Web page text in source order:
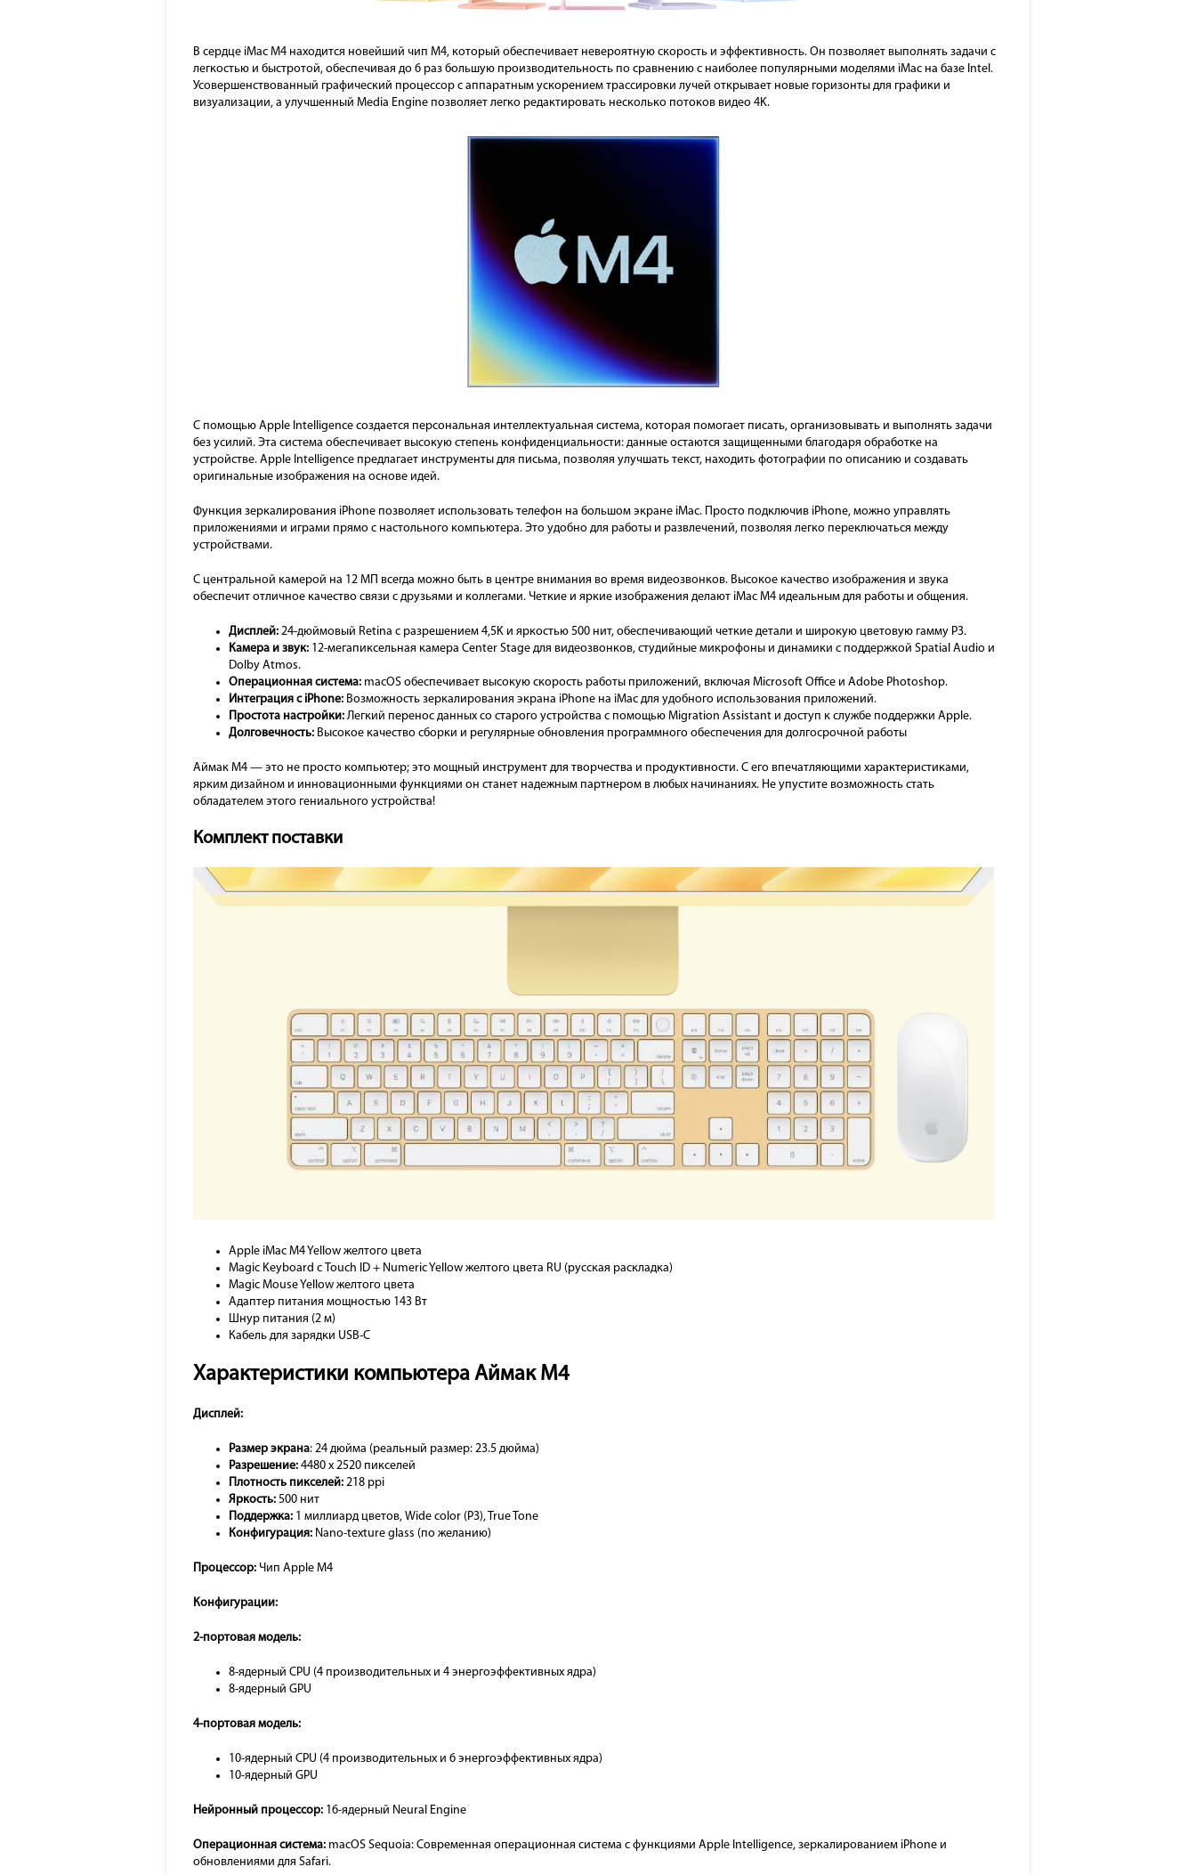
В сердце iMac M4 находится новейший чип M4, который обеспечивает невероятную скорость и эффективность. Он позволяет выполнять задачи с
легкостью и быстротой, обеспечивая до 6 раз большую производительность по сравнению с наиболее популярными моделями iMac на базе Intel.
Усовершенствованный графический процессор с аппаратным ускорением трассировки лучей открывает новые горизонты для графики и
визуализации, а улучшенный Media Engine позволяет легко редактировать несколько потоков видео 4K.
С помощью Apple Intelligence создается персональная интеллектуальная система, которая помогает писать, организовывать и выполнять задачи
без усилий. Эта система обеспечивает высокую степень конфиденциальности: данные остаются защищенными благодаря обработке на
устройстве. Apple Intelligence предлагает инструменты для письма, позволяя улучшать текст, находить фотографии по описанию и создавать
оригинальные изображения на основе идей.
Функция зеркалирования iPhone позволяет использовать телефон на большом экране iMac. Просто подключив iPhone, можно управлять
приложениями и играми прямо с настольного компьютера. Это удобно для работы и развлечений, позволяя легко переключаться между
устройствами.
С центральной камерой на 12 МП всегда можно быть в центре внимания во время видеозвонков. Высокое качество изображения и звука
обеспечит отличное качество связи с друзьями и коллегами. Четкие и яркие изображения делают iMac M4 идеальным для работы и общения.
Дисплей: 24-дюймовый Retina с разрешением 4,5K и яркостью 500 нит, обеспечивающий четкие детали и широкую цветовую гамму P3.
Камера и звук: 12-мегапиксельная камера Center Stage для видеозвонков, студийные микрофоны и динамики с поддержкой Spatial Audio и
Dolby Atmos.
Операционная система: macOS обеспечивает высокую скорость работы приложений, включая Microsoft Office и Adobe Photoshop.
Интеграция с iPhone: Возможность зеркалирования экрана iPhone на iMac для удобного использования приложений.
Простота настройки: Легкий перенос данных со старого устройства с помощью Migration Assistant и доступ к службе поддержки Apple.
Долговечность: Высокое качество сборки и регулярные обновления программного обеспечения для долгосрочной работы
Аймак М4 — это не просто компьютер; это мощный инструмент для творчества и продуктивности. С его впечатляющими характеристиками,
ярким дизайном и инновационными функциями он станет надежным партнером в любых начинаниях. Не упустите возможность стать
обладателем этого гениального устройства!
Комплект поставки
Apple iMac M4 Yellow желтого цвета
Magic Keyboard с Touch ID + Numeric Yellow желтого цвета RU (русская раскладка)
Magic Mouse Yellow желтого цвета
Адаптер питания мощностью 143 Вт
Шнур питания (2 м)
Кабель для зарядки USB-C
Характеристики компьютера Аймак М4
Дисплей:
Размер экрана: 24 дюйма (реальный размер: 23.5 дюйма)
Разрешение: 4480 x 2520 пикселей
Плотность пикселей: 218 ppi
Яркость: 500 нит
Поддержка: 1 миллиард цветов, Wide color (P3), True Tone
Конфигурация: Nano-texture glass (по желанию)
Процессор: Чип Apple M4
Конфигурации:
2-портовая модель:
8-ядерный CPU (4 производительных и 4 энергоэффективных ядра)
8-ядерный GPU
4-портовая модель:
10-ядерный CPU (4 производительных и 6 энергоэффективных ядра)
10-ядерный GPU
Нейронный процессор: 16-ядерный Neural Engine
Операционная система: macOS Sequoia: Современная операционная система с функциями Apple Intelligence, зеркалированием iPhone и
обновлениями для Safari.